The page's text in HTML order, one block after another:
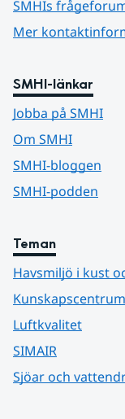
SMHIs
Mer
SMHI-länkar
Jobba på SMHI
Om SMHI
SMHI-bloggen
SMHI-podden
Teman
Havsmiljö i kust
Luftkvalitet
SIMAIR
Sjöar och